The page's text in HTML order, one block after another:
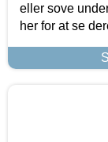
eller sove
her for at se